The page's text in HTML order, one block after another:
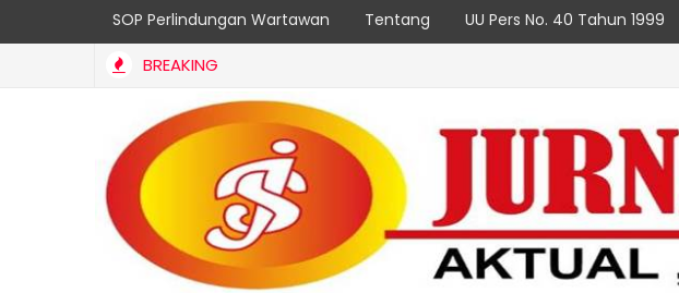
SOP Perlindungan Wartawan Tentang UU Pers No. 40 Tahun 1999
BREAKING